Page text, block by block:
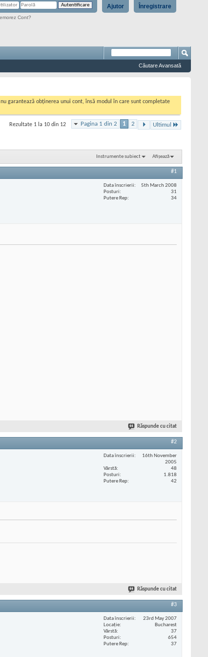
Înregistrare
Ajutor
Cont?
Căutare Avansată
garantează obținerea unui cont, însă modul în care sunt completate
Pagina 1 din 2 1 2 Ultimul
Rezultate 1 la 10 din 12
Instrumente subiect Afișează
#1
Data înscrierii
5th March 2008
Posturi
31
Putere Rep
34
Răspunde cu citat
#2
Data înscrierii
16th November
2005
Vârstă
48
Posturi
1.818
Putere Rep
42
Răspunde cu citat
#3
Data înscrierii
23rd May 2007
Locaţie
Bucharest
Vârstă
37
Posturi
654
Putere Rep
37